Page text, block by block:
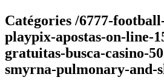
Catégories /6777-
playpix-apostas-on-line-
gratuitas-busca-casino-
smyrna-pulmonary-and-